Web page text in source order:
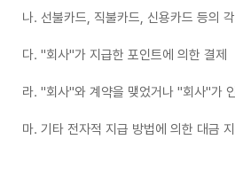
나. 선불카드, 직불카드, 신용카드 등의
다. "회사"가 지급한 포인트에 의한 결제
라. "회사"와 계약을 맺었거나 "회사"가
마. 기타 전자적 지급 방법에 의한 대금